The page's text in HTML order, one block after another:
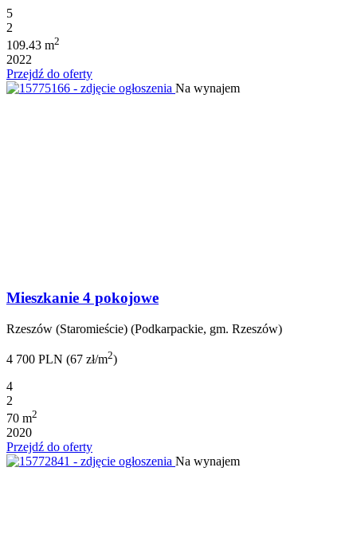
5
2
109.43 m2
2022
Przejdź do oferty
Na wynajem
Mieszkanie 4 pokojowe
Rzeszów (Staromieście) (Podkarpackie, gm. Rzeszów)
4 700 PLN (67 zł/m2)
4
2
70 m2
2020
Przejdź do oferty
Na wynajem